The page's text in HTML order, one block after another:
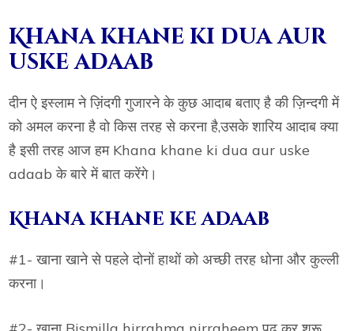
Khana khane ki dua aur
uske adaab
दीन ऐ इस्लाम ने ज़िंदगी गुजारने के कुछ आदाब बताए है की ज़िन्दगी में
को अमल करना है वो किस तरह से करना है,उसके शारिय आदाब क्या
है इसी तरह आज हम Khana khane ki dua aur uske
adaab के बारे में बात करेंगे।
Khana khane ke adaab
#1- खाना खाने से पहले दोनों हाथों को अच्छी तरह धोना और कुल्ली
करना।